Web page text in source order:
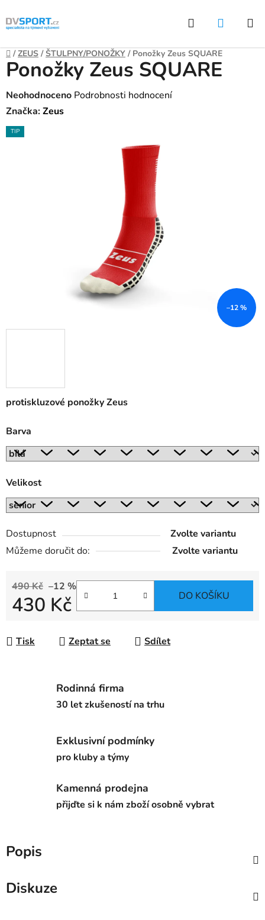
Přejít
na
Hledat
Domů
/ ZEUS / ŠTULPNY/PONOŽKY / Ponožky Zeus SQUARE
protiskluzové ponožky Zeus
Barva
Velikost
Dostupnost
Zvolte variantu
Můžeme doručit do:
Zvolte variantu
490 Kč –12 %
430 Kč DO KOŠÍKU
Tisk Zeptat se Sdílet
Ponožky Zeus SQUARE
Průměrné
hodnocení
produktu
Neohodnoceno Podrobnosti hodnocení
Značka:Zeus
TIP
–12 %
Rodinná firma
30 let zkušeností na trhu
Exklusivní podmínky
pro kluby a týmy
Kamenná prodejna
přijďte si k nám zboží osobně vybrat
Popis
Diskuze